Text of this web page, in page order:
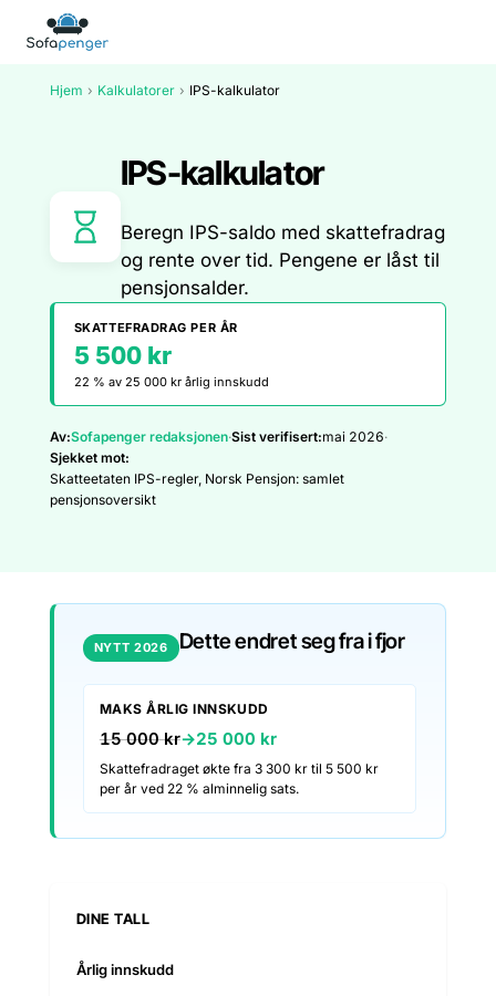
Hjem › Kalkulatorer › IPS-kalkulator
IPS-kalkulator
Beregn IPS-saldo med skattefradrag
og rente over tid. Pengene er låst til
pensjonsalder.
SKATTEFRADRAG PER ÅR
5 500 kr
22 % av 25 000 kr årlig innskudd
Av:Sofapenger redaksjonen·Sist verifisert:mai 2026·
Sjekket mot:
Skatteetaten IPS-regler, Norsk Pensjon: samlet
pensjonsoversikt
NYTT 2026 Dette endret seg fra i fjor
MAKS ÅRLIG INNSKUDD
15 000 kr→25 000 kr
Skattefradraget økte fra 3 300 kr til 5 500 kr
per år ved 22 % alminnelig sats.
DINE TALL
Årlig innskudd